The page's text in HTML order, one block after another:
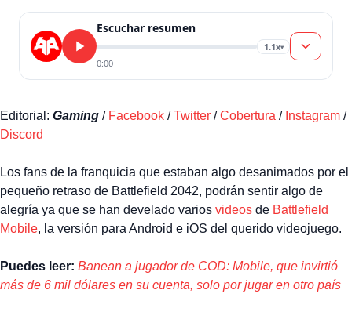
Escuchar resumen
1.1x▾
0:00
Editorial: Gaming / Facebook /Twitter /Cobertura / Instagram /
Discord
Los fans de la franquicia que estaban algo desanimados por el
pequeño retraso de Battlefield 2042, podrán sentir algo de
alegría ya que se han develado varios videos de Battlefield
Mobile, la versión para Android e iOS del querido videojuego.
Puedes leer: Banean a jugador de COD: Mobile, que invirtió
más de 6 mil dólares en su cuenta, solo por jugar en otro país